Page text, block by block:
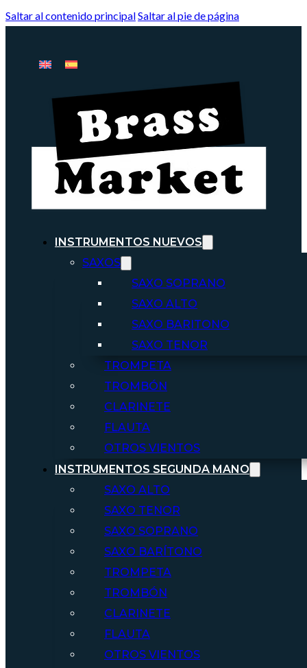
Saltar al contenido principalSaltar al pie de página
INSTRUMENTOS NUEVOS
SAXOS
SAXO SOPRANO
SAXO ALTO
SAXO BARITONO
SAXO TENOR
TROMPETA
TROMBÓN
CLARINETE
FLAUTA
OTROS VIENTOS
INSTRUMENTOS SEGUNDA MANO
SAXO ALTO
SAXO TENOR
SAXO SOPRANO
SAXO BARÍTONO
TROMPETA
TROMBÓN
CLARINETE
FLAUTA
OTROS VIENTOS